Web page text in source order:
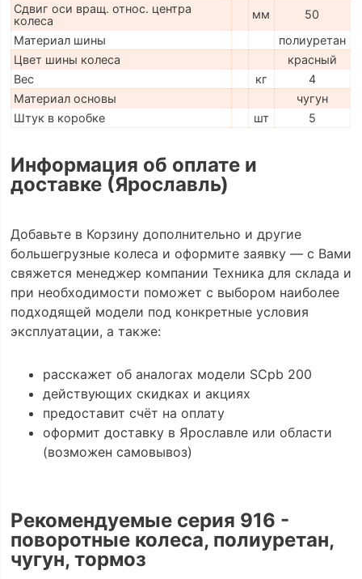
Сдвиг оси вращ. относ. центра
колеса
мм
50
Материал шины
полиуретан
Цвет шины колеса
красный
Вес
кг
4
Материал основы
чугун
Штук в коробке
шт 5
Информация об оплате и
доставке (Ярославль)
Добавьте в Корзину дополнительно и другие
большегрузные колеса и оформите заявку — с Вами
свяжется менеджер компании Техника для склада и
при необходимости поможет с выбором наиболее
подходящей модели под конкретные условия
эксплуатации, а также:
расскажет об аналогах модели SCpb 200
действующих скидках и акциях
предоставит счёт на оплату
оформит доставку в Ярославле или области
(возможен самовывоз)
Рекомендуемые серия 916 -
поворотные колеса, полиуретан,
чугун, тормоз